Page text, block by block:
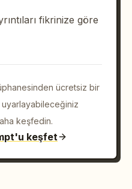
fikrinize göre
ücretsiz bir
uyarlayabileceğiniz
keşfedin.
keşfet